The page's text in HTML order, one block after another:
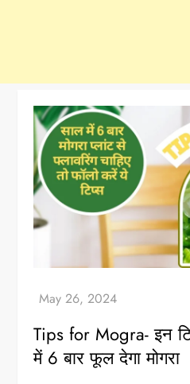
Tips for Mogra- इन
में 6 बार फूल देगा मोगरा